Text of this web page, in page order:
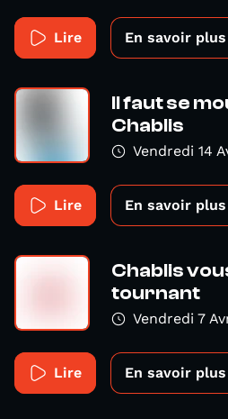
Lire En savoir plus
Il faut se
Chablis
Vendredi 14
Lire En savoir plus
Chablis
tournant
Vendredi 7
Lire En savoir plus